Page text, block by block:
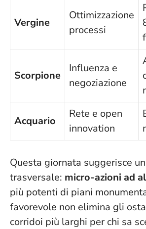
Vergine
Ottimizzazione
processi
Scorpione
Influenza e
negoziazione
Acquario
Rete e open
innovation
Questa giornata suggerisce
trasversale: micro-azioni ad
più potenti di piani
favorevole non elimina gli
corridoi più larghi per chi sa